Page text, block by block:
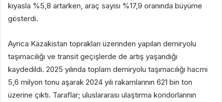
kıyasla %5,8 artarken, araç sayısı %17,9 oranında büyüme
gösterdi.
Ayrıca Kazakistan toprakları üzerinden yapılan demiryolu
taşımacılığı ve transit geçişlerde de artış yaşandığı
kaydedildi. 2025 yılında toplam demiryolu taşımacılığı hacmi
5,6 milyon tonu aşarak 2024 yılı rakamlarının 621 bin ton
üzerine çıktı. Taraflar; uluslararası ulaştırma koridorlarının